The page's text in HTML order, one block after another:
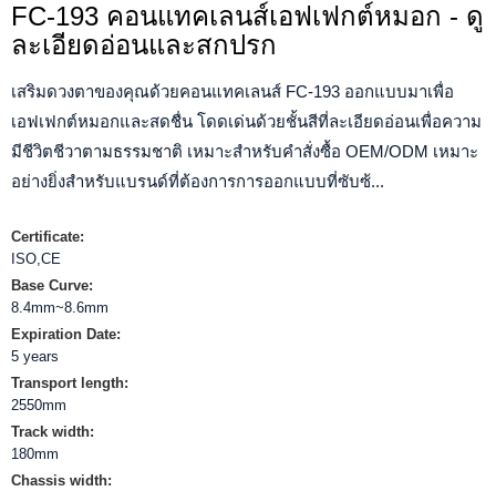
FC-193 คอนแทคเลนส์เอฟเฟกต์หมอก - ดู
ละเอียดอ่อนและสกปรก
เสริมดวงตาของคุณด้วยคอนแทคเลนส์ FC-193 ออกแบบมาเพื่อ
เอฟเฟกต์หมอกและสดชื่น โดดเด่นด้วยชั้นสีที่ละเอียดอ่อนเพื่อความ
มีชีวิตชีวาตามธรรมชาติ เหมาะสำหรับคำสั่งซื้อ OEM/ODM เหมาะ
อย่างยิ่งสำหรับแบรนด์ที่ต้องการการออกแบบที่ซับซ้...
Certificate:
ISO,CE
Base Curve:
8.4mm~8.6mm
Expiration Date:
5 years
Transport length:
2550mm
Track width:
180mm
Chassis width: